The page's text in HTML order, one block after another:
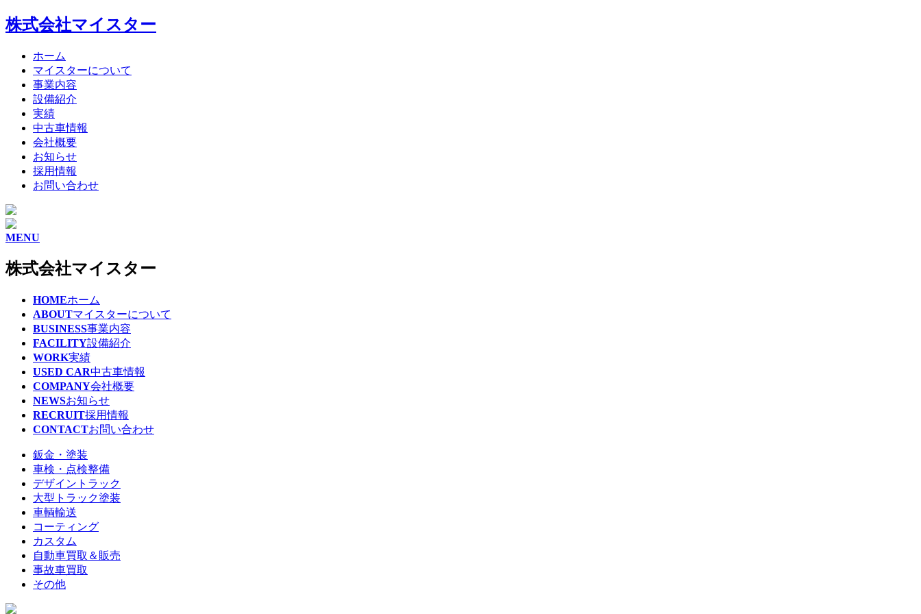
株式会社マイスター
ホーム
マイスターについて
事業内容
設備紹介
実績
中古車情報
会社概要
お知らせ
採用情報
お問い合わせ
MENU
株式会社マイスター
HOMEホーム
ABOUTマイスターについて
BUSINESS事業内容
FACILITY設備紹介
WORK実績
USED CAR中古車情報
COMPANY会社概要
NEWSお知らせ
RECRUIT採用情報
CONTACTお問い合わせ
鈑金・塗装
車検・点検整備
デザイントラック
大型トラック塗装
車輌輸送
コーティング
カスタム
自動車買取＆販売
事故車買取
その他